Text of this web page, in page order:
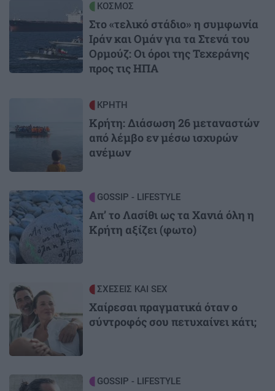
ΚΟΣΜΟΣ
Στο «τελικό στάδιο» η συμφωνία
Ιράν και Ομάν για τα Στενά του
Ορμούζ: Οι όροι της Τεχεράνης
προς τις ΗΠΑ
ΚΡΗΤΗ
Κρήτη: Διάσωση 26 μεταναστών
από λέμβο εν μέσω ισχυρών
ανέμων
Image GOSSIP - LIFESTYLE
Απ’ το Λασίθι ως τα Χανιά όλη η
Κρήτη αξίζει (φωτο)
Image ΣΧΕΣΕΙΣ ΚΑΙ SEX
Χαίρεσαι πραγματικά όταν ο
σύντροφός σου πετυχαίνει κάτι;
Image GOSSIP - LIFESTYLE